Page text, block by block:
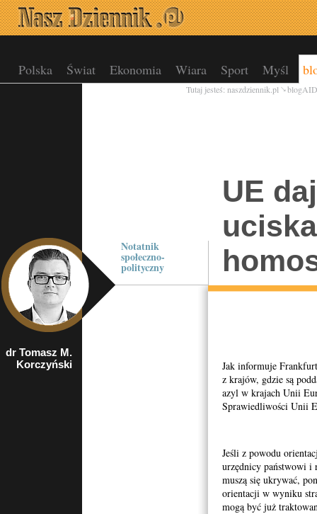
Polska Świat Ekonomia Wiara Sport Myśl
Tutaj jesteś: naszdziennik.pl blogAID
Notatnik
społeczno-
polityczny
UE
dr Tomasz M.
Korczyński
Jak informuje
z krajów, gdzie są
azyl w krajach Unii
Sprawiedliwości Unii
Jeśli z powodu
urzędnicy państwowi i
muszą się ukrywać,
orientacji w wyniku
mogą być już